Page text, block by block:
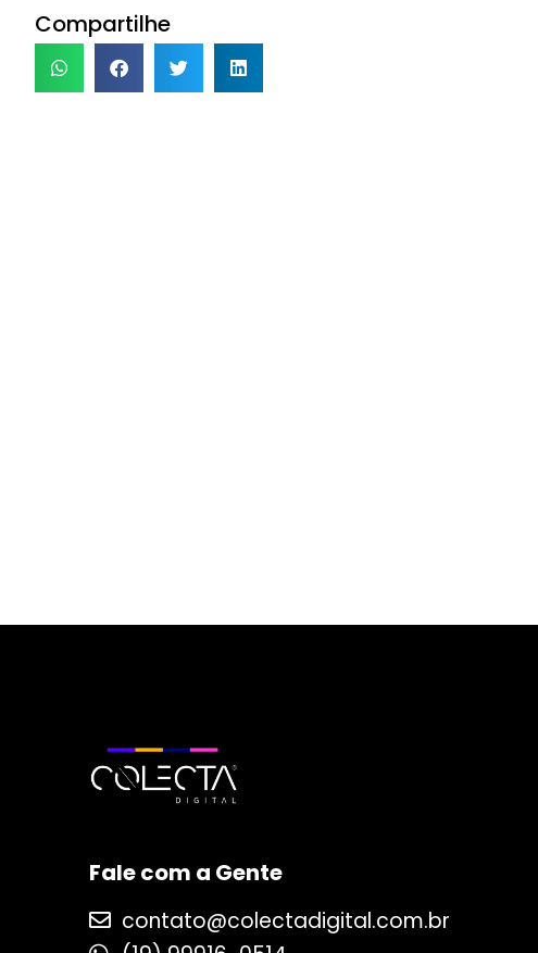
Compartilhe
Fale com a Gente
contato@colectadigital.com.br